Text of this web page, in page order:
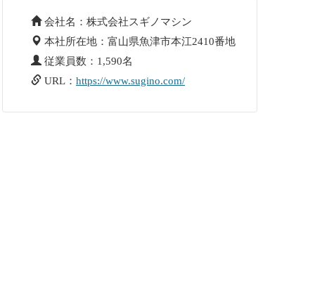
会社名：株式会社スギノマシン
本社所在地：富山県魚津市本江2410番地
従業員数：1,590名
URL： https://www.sugino.com/